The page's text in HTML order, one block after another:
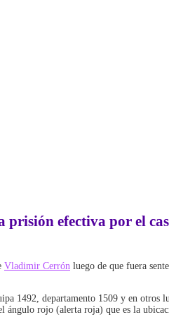
prisión efectiva por el
Vladimir Cerrón luego de que fuera
1492, departamento 1509 y en otros
ángulo rojo (alerta roja) que es la